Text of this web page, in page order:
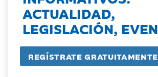
ACTUALIDAD,
LEGISLACIÓN,